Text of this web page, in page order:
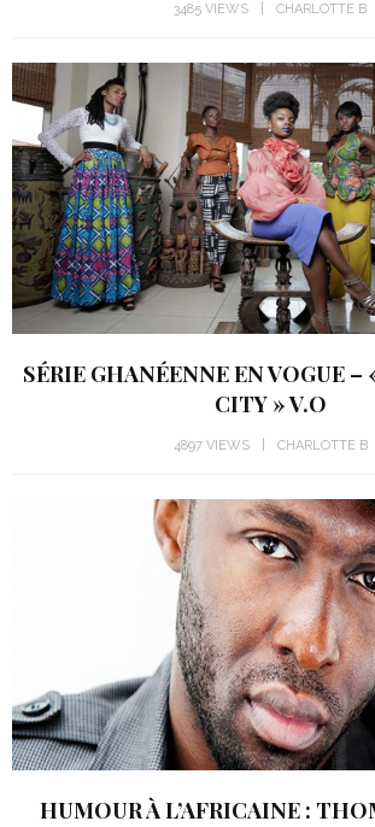
3485 VIEWS CHARLOTTE B
SÉRIE GHANÉENNE EN VOGUE –
CITY » V.O
4897 VIEWS CHARLOTTE B
HUMOUR À L’AFRICAINE :